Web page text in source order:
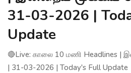
31-03-2026 |
Update
🔴Live: காலை 10 மணி Headlines |
| 31-03-2026 | Today's Full Update